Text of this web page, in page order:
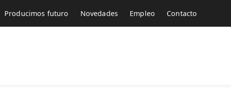
Producimos futuro Novedades Empleo Contacto